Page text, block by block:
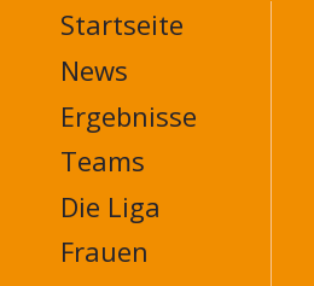
MAIN
NAVIGATION
FOOTER
Startseite
News
Ergebnisse
Teams
Die Liga
Frauen